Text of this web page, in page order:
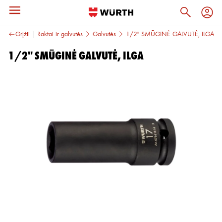
Grįžti
įrankiai Raktai ir galvutės Galvutės 1/2'' SMŪGINĖ GALVUTĖ, ILGA
1/2'' SMŪGINĖ GALVUTĖ, ILGA